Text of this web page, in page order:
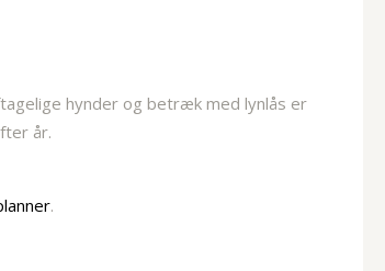
hynder og betræk med lynlås er
år.
.